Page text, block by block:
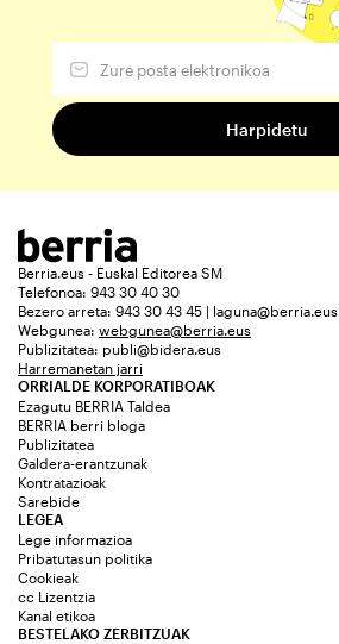
Berria.eus - Euskal Editorea SM
Telefonoa: 943 30 40 30
Bezero arreta: 943 30 43 45 | laguna@berria.eus
Webgunea: webgunea@berria.eus
Publizitatea: publi@bidera.eus
Harremanetan jarri
ORRIALDE KORPORATIBOAK
Ezagutu BERRIA Taldea
BERRIA berri bloga
Publizitatea
Galdera-erantzunak
Kontratazioak
Sarebide
LEGEA
Lege informazioa
Pribatutasun politika
Cookieak
cc Lizentzia
Kanal etikoa
BESTELAKO ZERBITZUAK